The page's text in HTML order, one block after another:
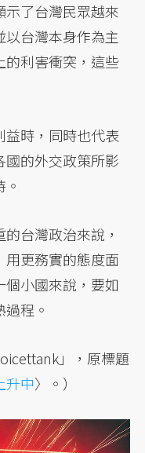
了台灣民眾越來
台灣本身作為主
的利害衝突，這些
益時，同時也代表
國的外交政策所影
台灣政治來說，
更務實的態度面
小國來說，要如
程。
」，原標題
升中〉。）